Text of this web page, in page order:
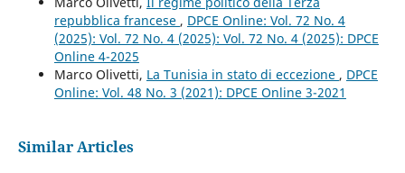
repubblica francese , DPCE Online: Vol. 72 No. 4
(2025): Vol. 72 No. 4 (2025): Vol. 72 No. 4 (2025): DPCE
Online 4-2025
Marco Olivetti, La Tunisia in stato di eccezione , DPCE
Online: Vol. 48 No. 3 (2021): DPCE Online 3-2021
Similar Articles